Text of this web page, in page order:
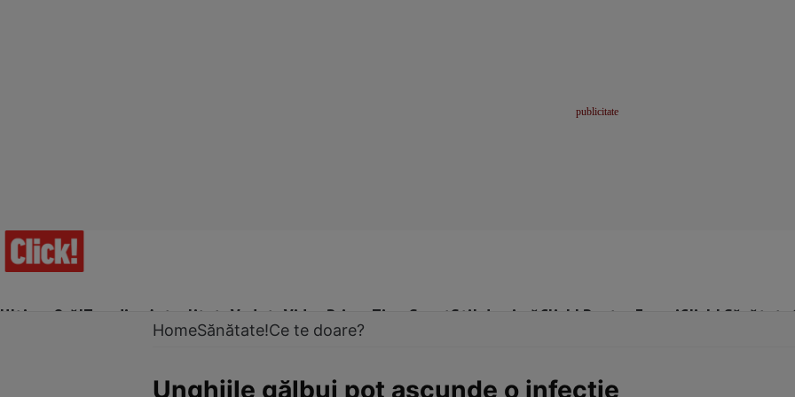
Ultima Oră!Trending Actualitate Vedete Video Prime Time SportStil de viațăClick! Pentru FemeiClick! Sănătate
HomeSănătate!Ce te doare?
Unghiile gălbui pot ascunde o infecţie